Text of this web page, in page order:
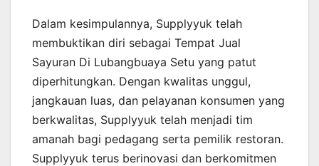
Dalam kesimpulannya, Supplyyuk telah
membuktikan diri sebagai Tempat Jual
Sayuran Di Lubangbuaya Setu yang patut
diperhitungkan. Dengan kwalitas unggul,
jangkauan luas, dan pelayanan konsumen yang
berkwalitas, Supplyyuk telah menjadi tim
amanah bagi pedagang serta pemilik restoran.
Supplyyuk terus berinovasi dan berkomitmen